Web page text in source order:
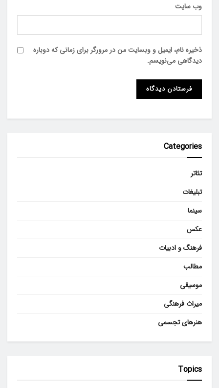
وب‌ سایت
ذخیره نام، ایمیل و وبسایت من در مرورگر برای زمانی که دوباره
دیدگاهی می‌نویسم.
Categories
تئاتر
تبلیغات
سینما
عکس
فرهنگ و ادبیات
مطالب
موسیقی
میراث فرهنگی
هنرهای تجسمی
Topics